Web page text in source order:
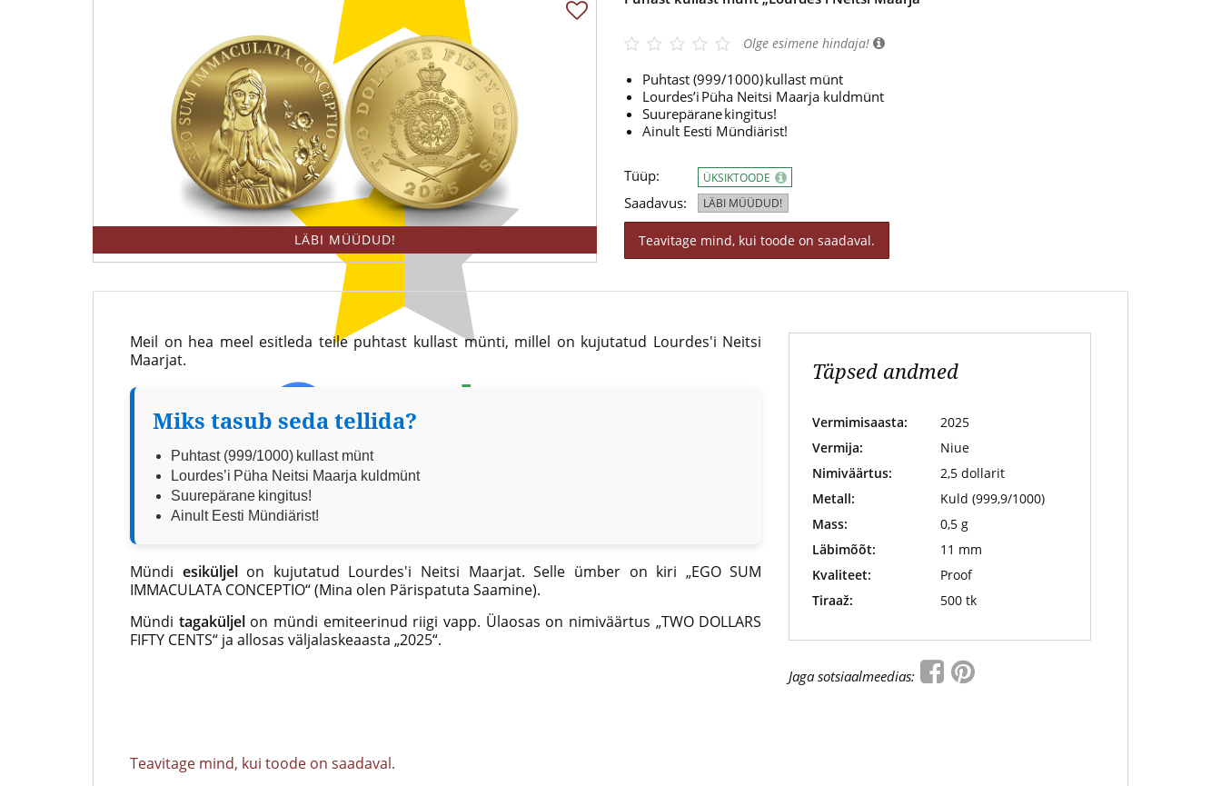
rahapajade
/ 5
LÄBI MÜÜDUD!
Olge esimene hindaja!
Puhtast (999/1000) kullast münt
Lourdes’i Püha Neitsi Maarja kuldmünt
Suurepärane kingitus!
Ainult Eesti Mündiärist!
Tüüp:
Saadavus:
ÜKSIKTOODE
LÄBI MÜÜDUD!
Teavitage mind, kui toode on saadaval.
Meil on hea meel esitleda teile puhtast kullast münti, millel on kujutatud Lourdes'i Neitsi
Maarjat.
Miks tasub seda tellida?
Puhtast (999/1000) kullast münt
Lourdes’i Püha Neitsi Maarja kuldmünt
Suurepärane kingitus!
Ainult Eesti Mündiärist!
Mündi esiküljelon kujutatud Lourdes'i Neitsi Maarjat. Selle ümber on kiri „EGO SUM
IMMACULATA CONCEPTIO“ (Mina olen Pärispatuta Saamine).
Mündi tagaküljelon mündi emiteerinud riigi vapp. Ülaosas on nimiväärtus „TWO DOLLARS
FIFTY CENTS“ ja allosas väljalaskeaasta „2025“.
Teavitage mind, kui toode on saadaval.
Täpsed andmed
Vermimisaasta:
2025
Vermija:
Niue
Nimiväärtus:
2,5 dollarit
Metall:
Kuld (999,9/1000)
Mass:
0,5 g
Läbimõõt:
11 mm
Kvaliteet:
Proof
Tiraaž:
500 tk
Jaga sotsiaalmeedias:
kollektsioonimüntide